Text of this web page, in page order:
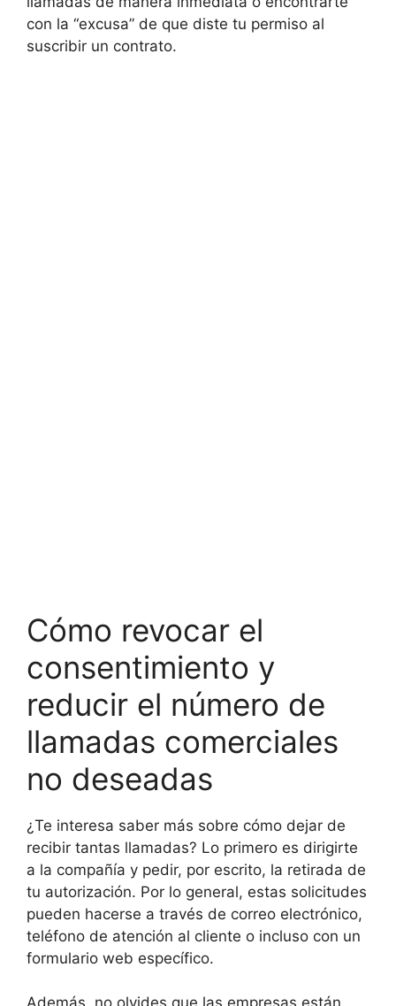
con la “excusa” de que diste tu permiso al
suscribir un contrato.
Cómo revocar el
consentimiento y
reducir el número de
llamadas comerciales
no deseadas
¿Te interesa saber más sobre cómo dejar de
recibir tantas llamadas? Lo primero es dirigirte
a la compañía y pedir, por escrito, la retirada de
tu autorización. Por lo general, estas solicitudes
pueden hacerse a través de correo electrónico,
teléfono de atención al cliente o incluso con un
formulario web específico.